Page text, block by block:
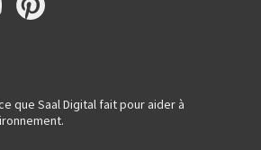
que Saal Digital fait pour aider à